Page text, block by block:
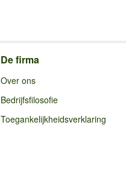
De firma
Over ons
Bedrijfsfilosofie
Toegankelijkheidsverklaring